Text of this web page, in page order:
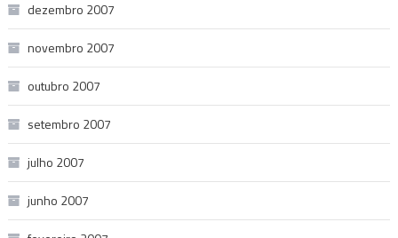
dezembro 2007
novembro 2007
outubro 2007
setembro 2007
julho 2007
junho 2007